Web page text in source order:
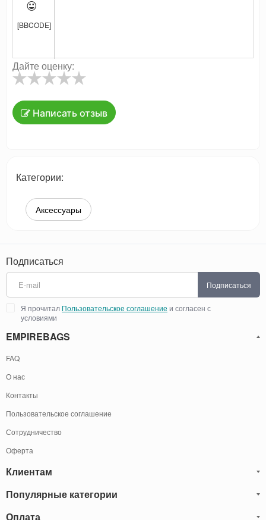

[BBCODE]
Дайте оценку:
Написать отзыв
Категории:
Аксессуары
Подписаться
Подписаться
Я прочитал Пользовательское соглашение и согласен с
условиями
EMPIREBAGS
FAQ
О нас
Контакты
Пользовательское соглашение
Сотрудничество
Оферта
Клиентам
Блог
Обмен и Возврат
Популярные категории
Мужские кожаные сумки
Оплата